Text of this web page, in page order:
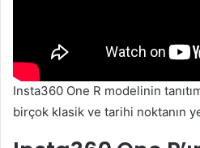
Insta360 One R modelinin
birçok klasik ve tarihi noktanın